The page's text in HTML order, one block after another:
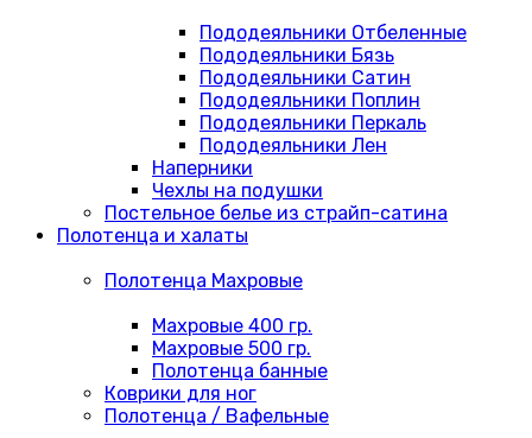
Пододеяльники Отбеленные
Пододеяльники Бязь
Пододеяльники Сатин
Пододеяльники Поплин
Пододеяльники Перкаль
Пододеяльники Лен
Наперники
Чехлы на подушки
Постельное белье из страйп-сатина
Полотенца и халаты
Полотенца Махровые
Махровые 400 гр.
Махровые 500 гр.
Полотенца банные
Коврики для ног
Полотенца / Вафельные